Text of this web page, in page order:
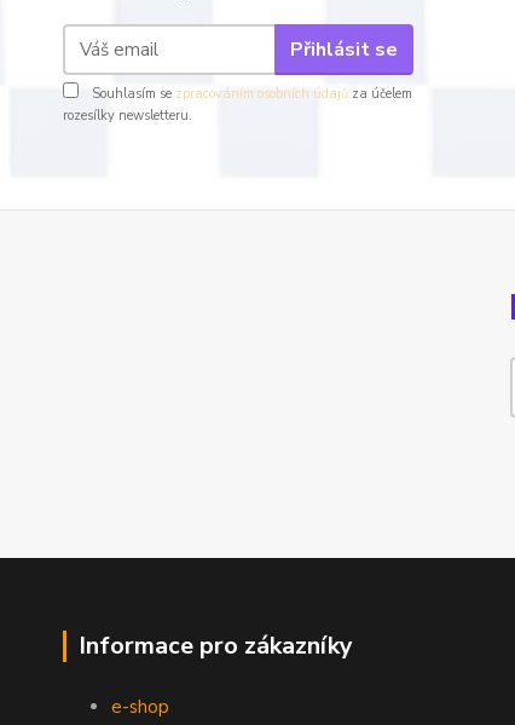
Přihlásit se
Souhlasím se zpracováním osobních údajů za účelem
rozesílky newsletteru.
Informace pro zákazníky
e-shop